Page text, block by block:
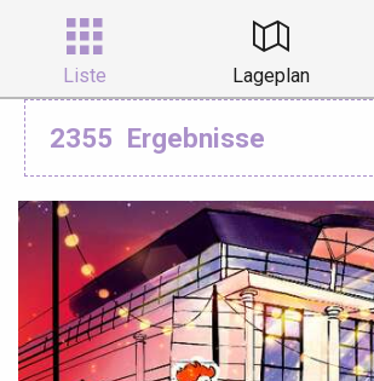
Liste Lageplan
2355 Ergebnisse